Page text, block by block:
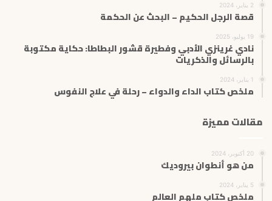
2 يناير، 2024
قصة الرجل الحكيم – البحث عن الحكمة
19 يوليو، 2025
نادي غرينزي الأدبي وفطيرة قشور البطاطا: حكاية مكتوبة
بالرسائل والذكريات
1 يناير، 2024
ملخص كتاب الداء والدواء – رحلة في علاج النفوس
مقالات مميزة
20 أكتوبر، 2024
من هو أنطوان بيروديك
5 يناير، 2024
ملخص كتاب ملهم العالم